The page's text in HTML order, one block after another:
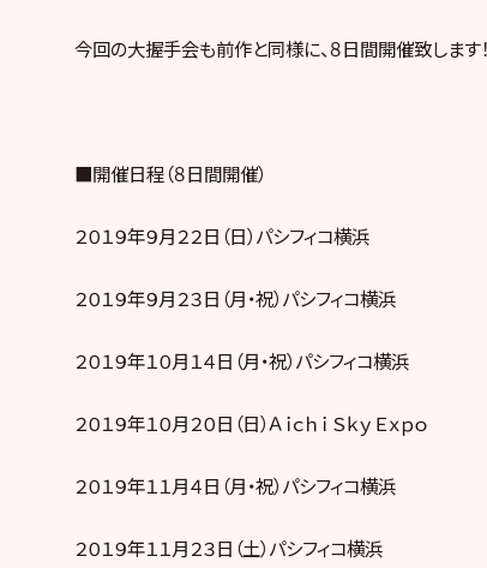
今回の大握手会も前作と同様に、８日間開催致します！
■開催日程（８日間開催）
２０１９年９月２２日（日）パシフィコ横浜
２０１９年９月２３日（月・祝）パシフィコ横浜
２０１９年１０月１４日（月・祝）パシフィコ横浜
２０１９年１０月２０日（日）Ａｉｃｈｉ Ｓｋｙ Ｅｘｐｏ
２０１９年１１月４日（月・祝）パシフィコ横浜
２０１９年１１月２３日（土）パシフィコ横浜